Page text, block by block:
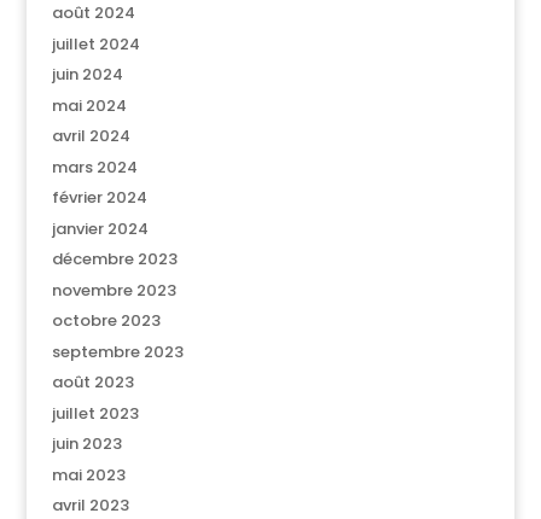
août 2024
juillet 2024
juin 2024
mai 2024
avril 2024
mars 2024
février 2024
janvier 2024
décembre 2023
novembre 2023
octobre 2023
septembre 2023
août 2023
juillet 2023
juin 2023
mai 2023
avril 2023